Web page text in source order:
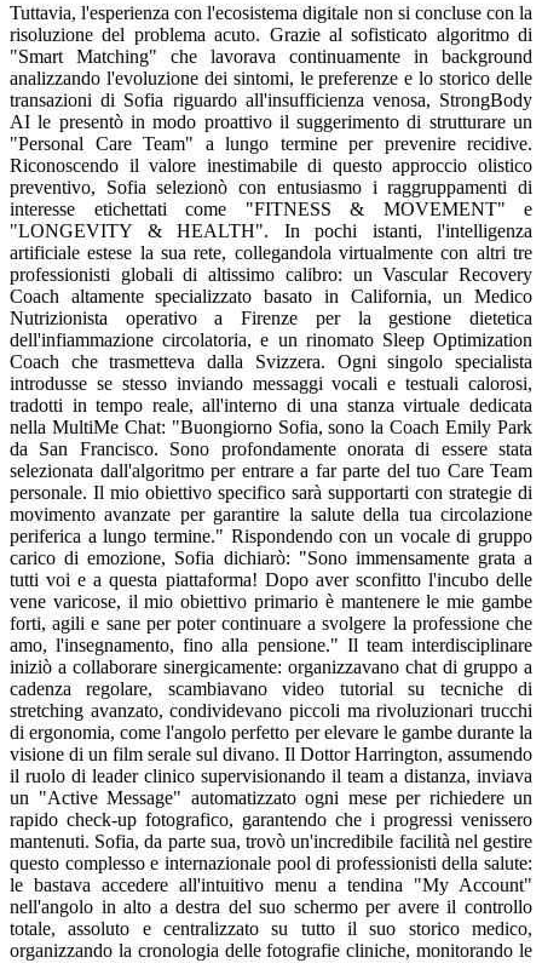
Tuttavia, l'esperienza con l'ecosistema digitale non si concluse con la
risoluzione del problema acuto. Grazie al sofisticato algoritmo di
"Smart Matching" che lavorava continuamente in background
analizzando l'evoluzione dei sintomi, le preferenze e lo storico delle
transazioni di Sofia riguardo all'insufficienza venosa, StrongBody
AI le presentò in modo proattivo il suggerimento di strutturare un
"Personal Care Team" a lungo termine per prevenire recidive.
Riconoscendo il valore inestimabile di questo approccio olistico
preventivo, Sofia selezionò con entusiasmo i raggruppamenti di
interesse etichettati come "FITNESS & MOVEMENT" e
"LONGEVITY & HEALTH". In pochi istanti, l'intelligenza
artificiale estese la sua rete, collegandola virtualmente con altri tre
professionisti globali di altissimo calibro: un Vascular Recovery
Coach altamente specializzato basato in California, un Medico
Nutrizionista operativo a Firenze per la gestione dietetica
dell'infiammazione circolatoria, e un rinomato Sleep Optimization
Coach che trasmetteva dalla Svizzera. Ogni singolo specialista
introdusse se stesso inviando messaggi vocali e testuali calorosi,
tradotti in tempo reale, all'interno di una stanza virtuale dedicata
nella MultiMe Chat: "Buongiorno Sofia, sono la Coach Emily Park
da San Francisco. Sono profondamente onorata di essere stata
selezionata dall'algoritmo per entrare a far parte del tuo Care Team
personale. Il mio obiettivo specifico sarà supportarti con strategie di
movimento avanzate per garantire la salute della tua circolazione
periferica a lungo termine." Rispondendo con un vocale di gruppo
carico di emozione, Sofia dichiarò: "Sono immensamente grata a
tutti voi e a questa piattaforma! Dopo aver sconfitto l'incubo delle
vene varicose, il mio obiettivo primario è mantenere le mie gambe
forti, agili e sane per poter continuare a svolgere la professione che
amo, l'insegnamento, fino alla pensione." Il team interdisciplinare
iniziò a collaborare sinergicamente: organizzavano chat di gruppo a
cadenza regolare, scambiavano video tutorial su tecniche di
stretching avanzato, condividevano piccoli ma rivoluzionari trucchi
di ergonomia, come l'angolo perfetto per elevare le gambe durante la
visione di un film serale sul divano. Il Dottor Harrington, assumendo
il ruolo di leader clinico supervisionando il team a distanza, inviava
un "Active Message" automatizzato ogni mese per richiedere un
rapido check-up fotografico, garantendo che i progressi venissero
mantenuti. Sofia, da parte sua, trovò un'incredibile facilità nel gestire
questo complesso e internazionale pool di professionisti della salute:
le bastava accedere all'intuitivo menu a tendina "My Account"
nell'angolo in alto a destra del suo schermo per avere il controllo
totale, assoluto e centralizzato su tutto il suo storico medico,
organizzando la cronologia delle fotografie cliniche, monitorando le